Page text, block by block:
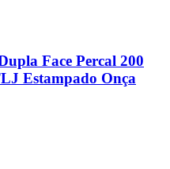
Face Percal 200
Estampado Onça